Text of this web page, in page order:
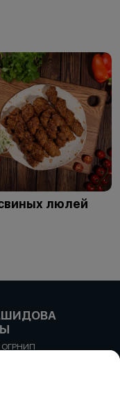
люлей
ОГРНИП
Российская